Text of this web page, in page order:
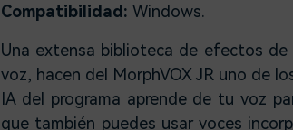
Compatibilidad: Windows.
Una extensa biblioteca de efectos
voz, hacen del MorphVOX JR uno de
IA del programa aprende de tu voz
que también puedes usar voces